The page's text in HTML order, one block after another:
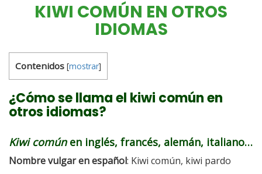
KIWI COMÚN EN OTROS
IDIOMAS
Contenidos [mostrar]
¿Cómo se llama el kiwi común en
otros idiomas?
Kiwi comúnen inglés, francés, alemán, italiano…
Nombre vulgar en español: Kiwi común, kiwi pardo